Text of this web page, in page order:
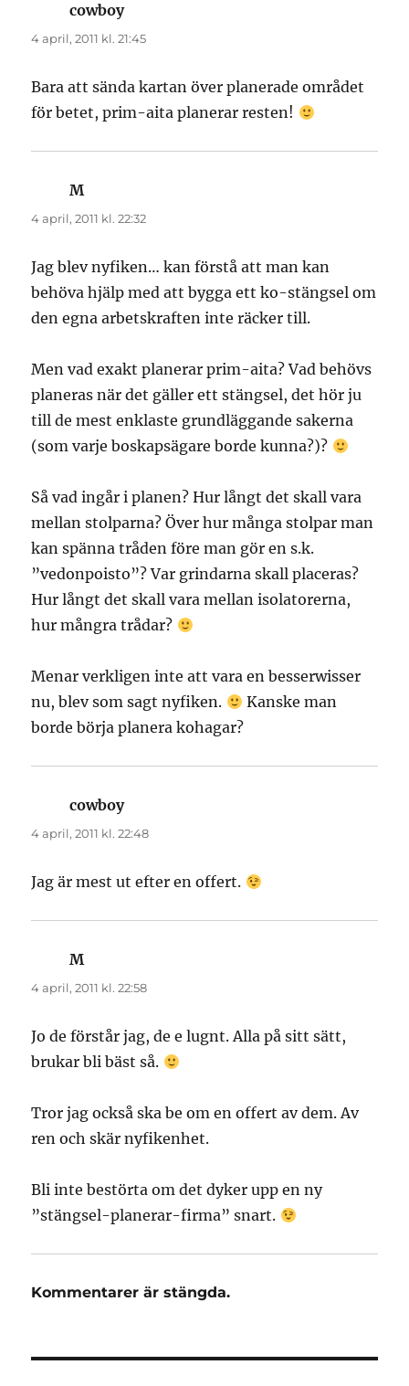
cowboyskriver:
4 april, 2011 kl. 21:45
Bara att sända kartan över planerade området
för betet, prim-aita planerar resten!
Mskriver:
4 april, 2011 kl. 22:32
Jag blev nyfiken… kan förstå att man kan
behöva hjälp med att bygga ett ko-stängsel om
den egna arbetskraften inte räcker till.
Men vad exakt planerar prim-aita? Vad behövs
planeras när det gäller ett stängsel, det hör ju
till de mest enklaste grundläggande sakerna
(som varje boskapsägare borde kunna?)?
Så vad ingår i planen? Hur långt det skall vara
mellan stolparna? Över hur många stolpar man
kan spänna tråden före man gör en s.k.
”vedonpoisto”? Var grindarna skall placeras?
Hur långt det skall vara mellan isolatorerna,
hur mångra trådar?
Menar verkligen inte att vara en besserwisser
nu, blev som sagt nyfiken.
Kanske man
borde börja planera kohagar?
cowboyskriver:
4 april, 2011 kl. 22:48
Jag är mest ut efter en offert.
Mskriver:
4 april, 2011 kl. 22:58
Jo de förstår jag, de e lugnt. Alla på sitt sätt,
brukar bli bäst så.
Tror jag också ska be om en offert av dem. Av
ren och skär nyfikenhet.
Bli inte bestörta om det dyker upp en ny
”stängsel-planerar-firma” snart.
Kommentarer är stängda.